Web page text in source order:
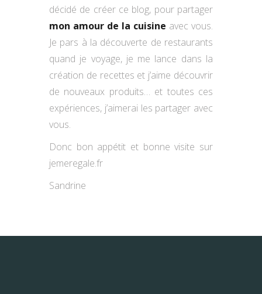
décidé de créer ce blog, pour partager
mon amour de la cuisine avec vous.
Je pars à la découverte de restaurants
quand je voyage, je me lance dans la
création de recettes et j’aime découvrir
de nouveaux produits… et toutes ces
expériences, j’aimerai les partager avec
vous.
Donc bon appétit et bonne visite sur
jemeregale.fr
Sandrine